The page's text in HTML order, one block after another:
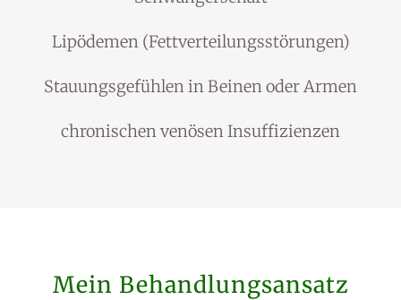
Lipödemen (Fettverteilungsstörungen)
Stauungsgefühlen in Beinen oder Armen
chronischen venösen Insuffizienzen
Mein Behandlungsansatz